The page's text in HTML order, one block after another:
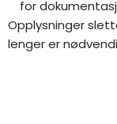
for
Opplysninger
lenger er